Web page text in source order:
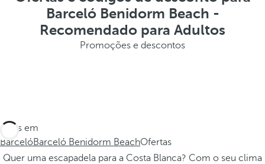
Barceló Benidorm Beach -
Recomendado para Adultos
Promoções e descontos
Estes em
BarcelóBarceló Benidorm BeachOfertas
Quer uma escapadela para a Costa Blanca? Com o seu clima